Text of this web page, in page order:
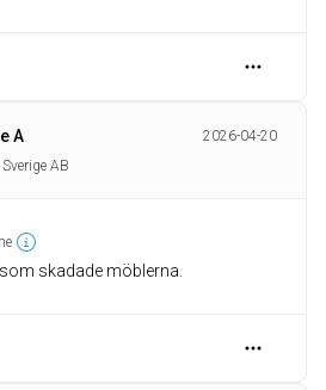
A
2026-04-20
AB
skadade möblerna.